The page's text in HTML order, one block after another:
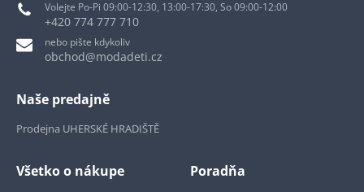
Volejte Po-Pi 09:00-12:30, 13:00-17:30, So 09:00-12:00
+420 774 777 710
nebo pište kdykoliv
obchod@modadeti.cz
Naše predajně
Prodejna UHERSKÉ HRADIŠTĚ
Všetko o nákupe Poradňa